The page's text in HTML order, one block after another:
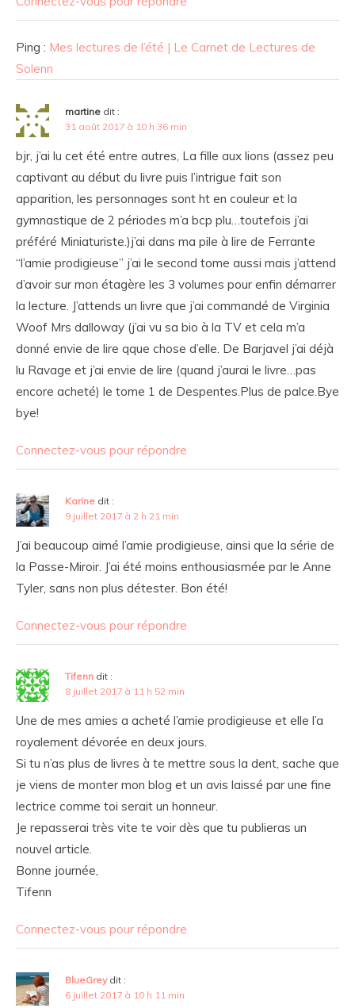
Ping : Mes lectures de l’été | Le Carnet de Lectures de
Solenn
martine dit :
31 août 2017 à 10 h 36 min
bjr, j’ai lu cet été entre autres, La fille aux lions (assez peu
captivant au début du livre puis l’intrigue fait son
apparition, les personnages sont ht en couleur et la
gymnastique de 2 périodes m’a bcp plu…toutefois j’ai
préféré Miniaturiste.)j’ai dans ma pile à lire de Ferrante
“l’amie prodigieuse” j’ai le second tome aussi mais j’attend
d’avoir sur mon étagère les 3 volumes pour enfin démarrer
la lecture. J’attends un livre que j’ai commandé de Virginia
Woof Mrs dalloway (j’ai vu sa bio à la TV et cela m’a
donné envie de lire qque chose d’elle. De Barjavel j’ai déjà
lu Ravage et j’ai envie de lire (quand j’aurai le livre…pas
encore acheté) le tome 1 de Despentes.Plus de palce.Bye
bye!
Connectez-vous pour répondre
Karine dit :
9 juillet 2017 à 2 h 21 min
J’ai beaucoup aimé l’amie prodigieuse, ainsi que la série de
la Passe-Miroir. J’ai été moins enthousiasmée par le Anne
Tyler, sans non plus détester. Bon été!
Connectez-vous pour répondre
Tifenn dit :
8 juillet 2017 à 11 h 52 min
Une de mes amies a acheté l’amie prodigieuse et elle l’a
royalement dévorée en deux jours.
Si tu n’as plus de livres à te mettre sous la dent, sache que
je viens de monter mon blog et un avis laissé par une fine
lectrice comme toi serait un honneur.
Je repasserai très vite te voir dès que tu publieras un
nouvel article.
Bonne journée,
Tifenn
Connectez-vous pour répondre
BlueGrey dit :
6 juillet 2017 à 10 h 11 min